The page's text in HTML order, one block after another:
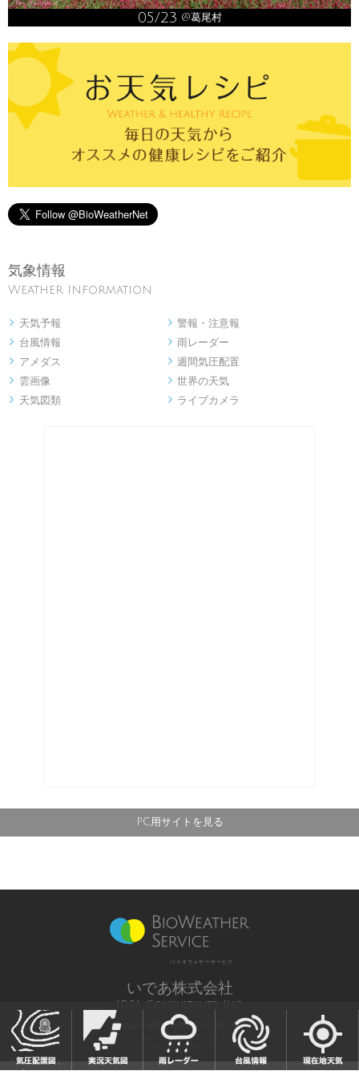
05/23 @葛尾村
気象情報
Weather Information
 天気予報  警報・注意報
 台風情報  雨レーダー
 アメダス  週間気圧配置
 雲画像  世界の天気
 天気図類  ライブカメラ
PC用サイトを見る
バイオウェザーサービス
いであ株式会社
IDEA Consultants, Inc.
気象庁長官予報業務許可 第12号
All Rights Reserved,
Copyright(c) 2003-2021 IDEA Consultants,Inc